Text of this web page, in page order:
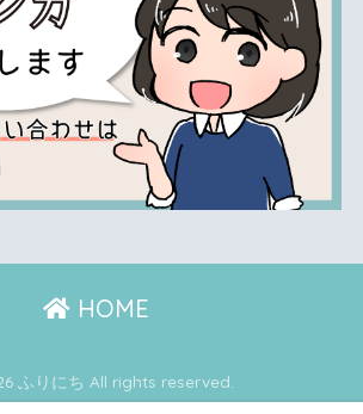
HOME
ふりにち All rights reserved.